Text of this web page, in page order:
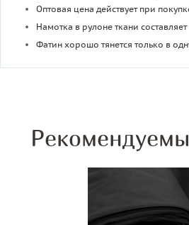
Оптовая цена действует при
Намотка в рулоне ткани
Фатин хорошо тянется только в